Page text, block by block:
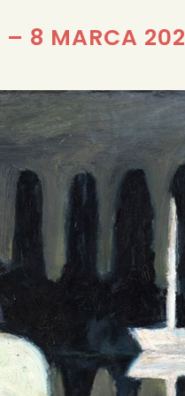
– 8 MARCA